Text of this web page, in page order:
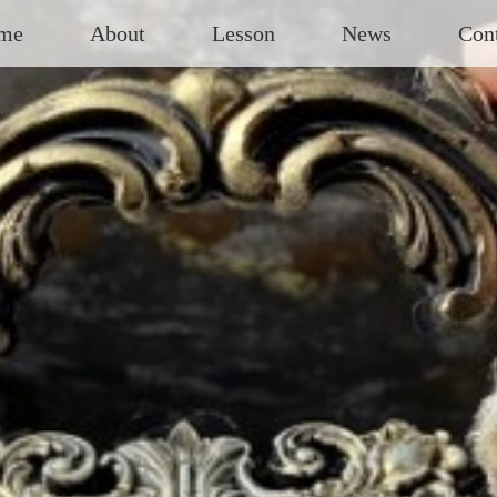
About Lesson News